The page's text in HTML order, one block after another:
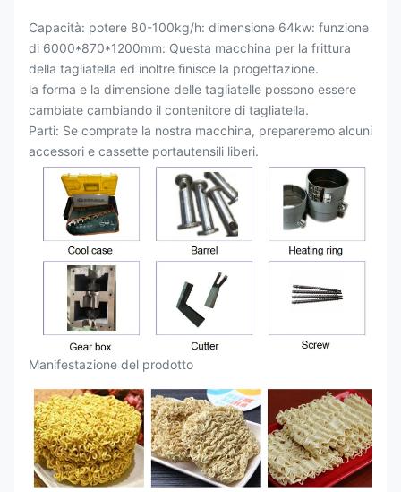
Capacità: potere 80-100kg/h: dimensione 64kw: funzione
di 6000*870*1200mm: Questa macchina per la frittura
della tagliatella ed inoltre finisce la progettazione.
la forma e la dimensione delle tagliatelle possono essere
cambiate cambiando il contenitore di tagliatella.
Parti: Se comprate la nostra macchina, prepareremo alcuni
accessori e cassette portautensili liberi.
Manifestazione del prodotto